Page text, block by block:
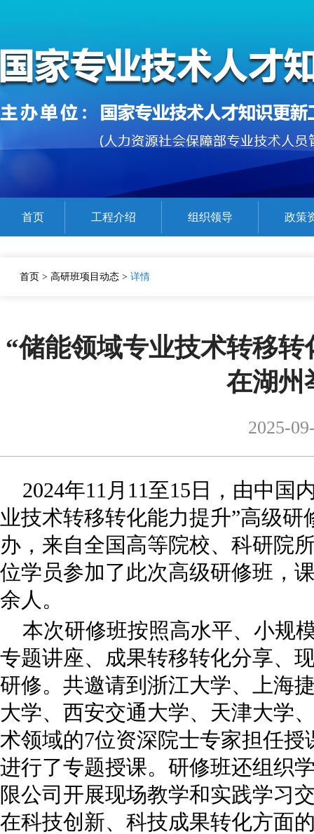
首页 工程介绍 组织领导 政策
首页 > 高研班项目动态 > 详情
“储能领域专业技术转移
在湖州
2025-
2024年11月11至15日，由中国
业技术转移转化能力提升”高级
办，来自全国高等院校、科研院
位学员参加了此次高级研修班，
余人。
本次研修班按照高水平、小规
专题讲座、成果转移转化分享、
研修。共邀请到浙江大学、上海
大学、西安交通大学、天津大学
术领域的7位资深院士专家担任
进行了专题授课。研修班还组织
限公司开展现场教学和实践学习
在科技创新、科技成果转化方面